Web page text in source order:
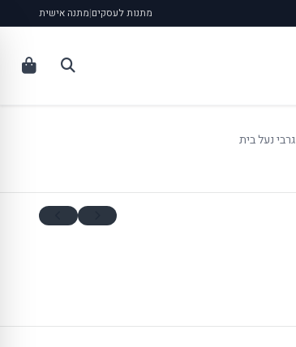
מתנות לעסקים|מתנה אישית
גרבי נעל בית